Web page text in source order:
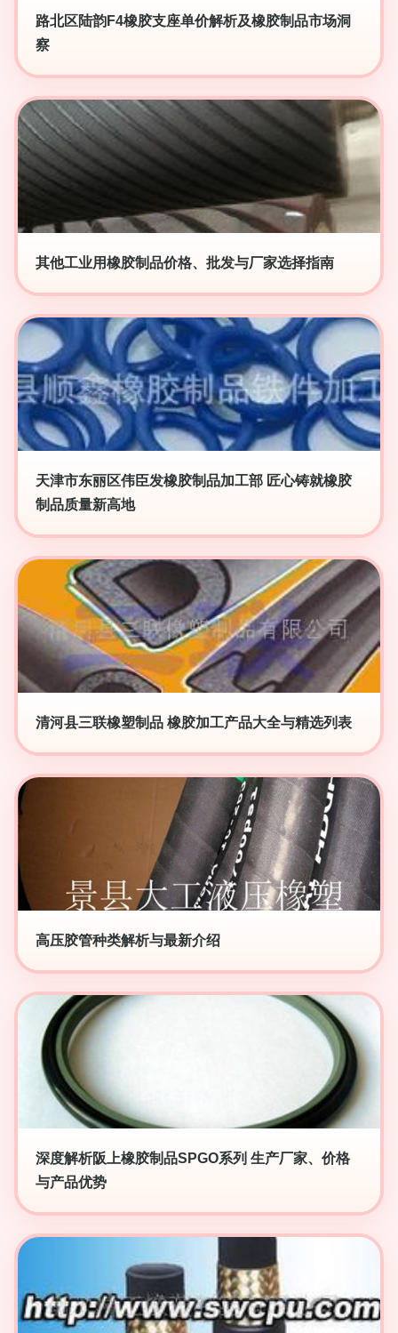
路北区陆韵F4橡胶支座单价解析及橡胶制品市场洞
察
其他工业用橡胶制品价格、批发与厂家选择指南
天津市东丽区伟臣发橡胶制品加工部 匠心铸就橡胶
制品质量新高地
清河县三联橡塑制品 橡胶加工产品大全与精选列表
高压胶管种类解析与最新介绍
深度解析阪上橡胶制品SPGO系列 生产厂家、价格
与产品优势